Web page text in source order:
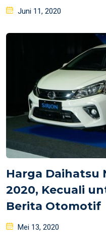
Posted
Juni 11, 2020
Harga Daihatsu
2020, Kecuali
Berita Otomotif
Posted
Mei 13, 2020